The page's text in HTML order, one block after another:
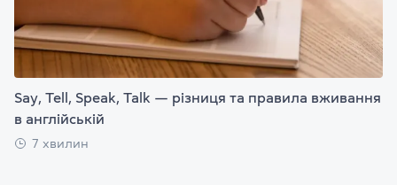
Say, Tell, Speak, Talk — різниця та правила вживання
в англійській
7 хвилин